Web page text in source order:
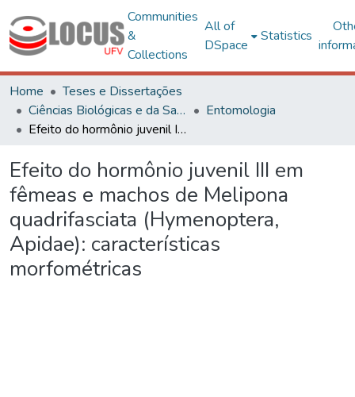
Communities
&
Collections
All of
DSpace
Statistics
Home
Teses e Dissertações
Ciências Biológicas e da Saúde
Entomologia
Efeito do hormônio juvenil III em fêmeas e machos de Melipona quadrifasciata (Hymenoptera, Apidae): características morfométricas
Efeito do hormônio juvenil III em
fêmeas e machos de Melipona
quadrifasciata (Hymenoptera,
Apidae): características
morfométricas